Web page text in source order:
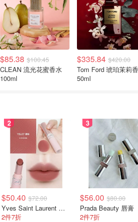
$85.38 $100.45
CLEAN 流光花蜜香水
100ml
$335.84 $420.00
Tom Ford 琥珀茉莉
50ml
2
$50.40 $72.00
Yves Saint Laurent 裸粉管
2件7折
3
$56.00 $80.00
Prada Beauty 唇膏
2件7折